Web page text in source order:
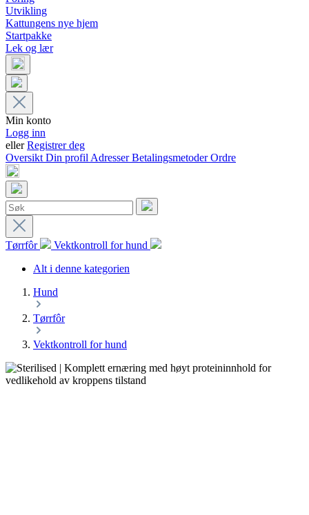
Utvikling
Kattungens nye hjem
Startpakke
Lek og lær
Min konto
Logg inn
ellerRegistrer deg
Oversikt Din profil AdresserBetalingsmetoderOrdre
Tørrfôr
Vektkontroll for hund
Alt i denne kategorien
Hund
Tørrfôr
Vektkontroll for hund